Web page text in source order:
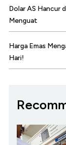
Dolar AS Hancur
Menguat
Harga Emas
Hari!